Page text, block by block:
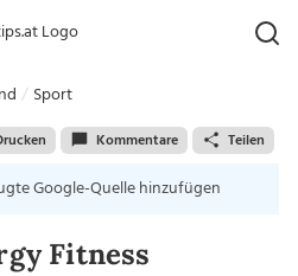
Sport
Kommentare Teilen
Google-Quelle hinzufügen
Fitness